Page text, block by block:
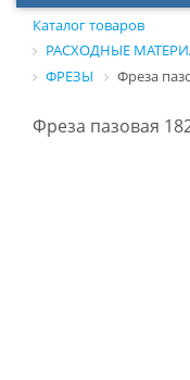
Каталог товаров
РАСХОДНЫЕ
ФРЕЗЫ
Фреза
Фреза пазовая